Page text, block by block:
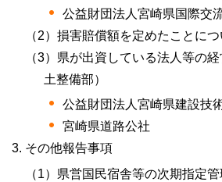
公益財団法人宮崎県国際交
（2）損害賠償額を定めたことに
（3）県が出資している法人等の
土整備部）
公益財団法人宮崎県建設技
宮崎県道路公社
その他報告事項
（1）県営国民宿舎等の次期指定